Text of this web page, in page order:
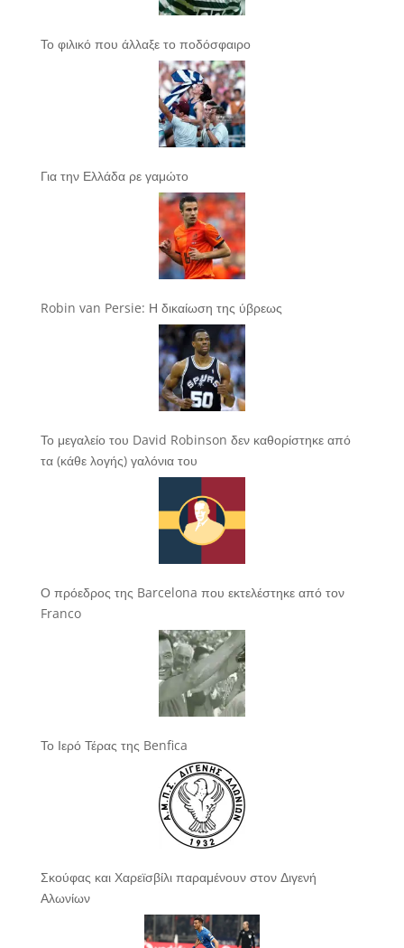
Το φιλικό που άλλαξε το ποδόσφαιρο
Για την Ελλάδα ρε γαμώτο
Robin van Persie: Η δικαίωση της ύβρεως
Το μεγαλείο του David Robinson δεν καθορίστηκε από
τα (κάθε λογής) γαλόνια του
Ο πρόεδρος της Barcelona που εκτελέστηκε από τον
Franco
Το Ιερό Τέρας της Benfica
Σκούφας και Χαρεϊσβίλι παραμένουν στον Διγενή
Αλωνίων